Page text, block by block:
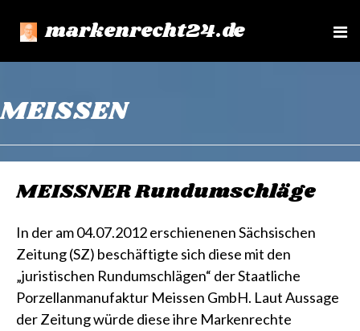
markenrecht24.de
e
MEISSEN
MEISSNER Rundumschläge
In der am 04.07.2012 erschienenen Sächsischen
Zeitung (SZ) beschäftigte sich diese mit den
„juristischen Rundumschlägen“ der Staatliche
Porzellanmanufaktur Meissen GmbH. Laut Aussage
der Zeitung würde diese ihre Markenrechte